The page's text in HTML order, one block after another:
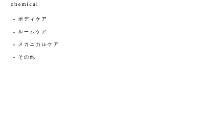
chemical
ボディケア
ルームケア
メカニカルケア
その他